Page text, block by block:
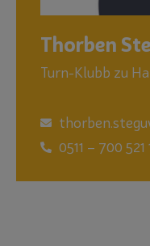
Thorben
Turn-Klubb zu
0511 – 700 521